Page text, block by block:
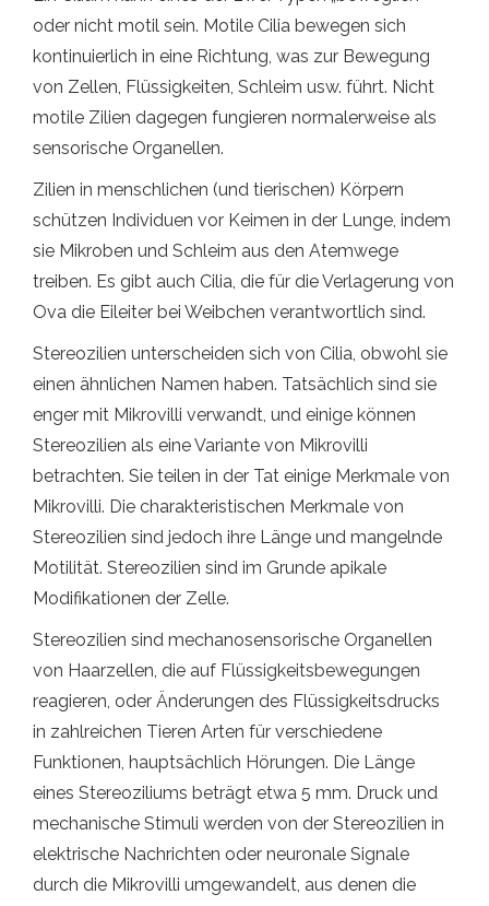
oder nicht motil sein. Motile Cilia bewegen sich
kontinuierlich in eine Richtung, was zur Bewegung
von Zellen, Flüssigkeiten, Schleim usw. führt. Nicht
motile Zilien dagegen fungieren normalerweise als
sensorische Organellen.
Zilien in menschlichen (und tierischen) Körpern
schützen Individuen vor Keimen in der Lunge, indem
sie Mikroben und Schleim aus den Atemwege
treiben. Es gibt auch Cilia, die für die Verlagerung von
Ova die Eileiter bei Weibchen verantwortlich sind.
Stereozilien unterscheiden sich von Cilia, obwohl sie
einen ähnlichen Namen haben. Tatsächlich sind sie
enger mit Mikrovilli verwandt, und einige können
Stereozilien als eine Variante von Mikrovilli
betrachten. Sie teilen in der Tat einige Merkmale von
Mikrovilli. Die charakteristischen Merkmale von
Stereozilien sind jedoch ihre Länge und mangelnde
Motilität. Stereozilien sind im Grunde apikale
Modifikationen der Zelle.
Stereozilien sind mechanosensorische Organellen
von Haarzellen, die auf Flüssigkeitsbewegungen
reagieren, oder Änderungen des Flüssigkeitsdrucks
in zahlreichen Tieren Arten für verschiedene
Funktionen, hauptsächlich Hörungen. Die Länge
eines Stereoziliums beträgt etwa 5 mm. Druck und
mechanische Stimuli werden von der Stereozilien in
elektrische Nachrichten oder neuronale Signale
durch die Mikrovilli umgewandelt, aus denen die